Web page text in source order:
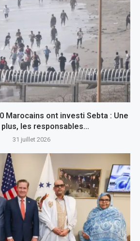
Marocains ont investi Sebta : Une
les responsables...
31 juillet 2026